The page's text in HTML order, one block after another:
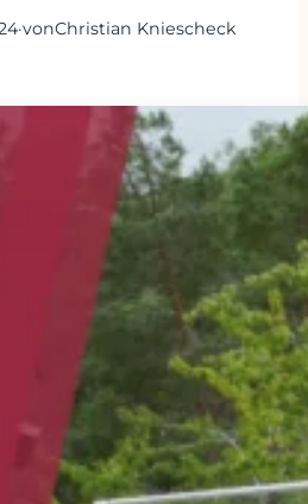
·vonChristian Kniescheck